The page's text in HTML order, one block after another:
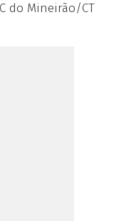
do Mineirão/CT